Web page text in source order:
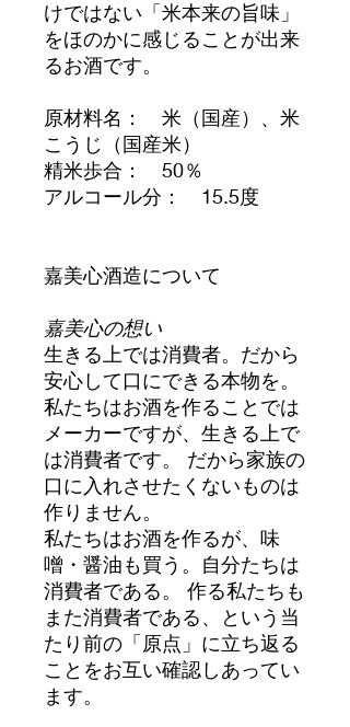
けではない「米本来の旨味」
をほのかに感じることが出来
るお酒です。
原材料名： 米（国産）、米
こうじ（国産米）
精米歩合： 50％
アルコール分： 15.5度
嘉美心酒造について
嘉美心の想い
生きる上では消費者。だから
安心して口にできる本物を。
私たちはお酒を作ることでは
メーカーですが、生きる上で
は消費者です。 だから家族の
口に入れさせたくないものは
作りません。
私たちはお酒を作るが、味
噌・醤油も買う。自分たちは
消費者である。 作る私たちも
また消費者である、という当
たり前の「原点」に立ち返る
ことをお互い確認しあってい
ます。